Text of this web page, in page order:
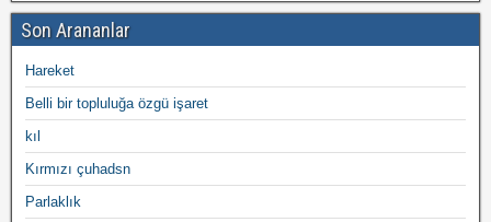
Son Arananlar
Hareket
Belli bir topluluğa özgü işaret
kıl
Kırmızı çuhadsn
Parlaklık